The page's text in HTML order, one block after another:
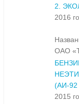
2.
2016
ОАО
(АИ-92
2015